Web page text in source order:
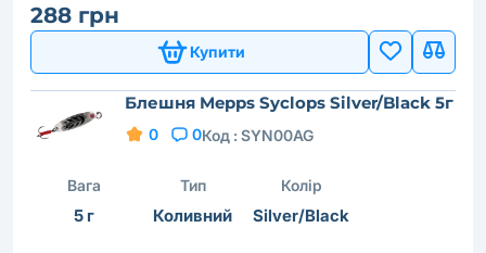
288 грн
Купити
Блешня Mepps Syclops Silver/Black 5г
0 0Код : SYN00AG
Вага
5 г
Тип
Коливний
Колір
Silver/Black